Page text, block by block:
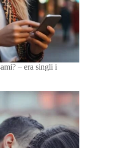
– era singli i